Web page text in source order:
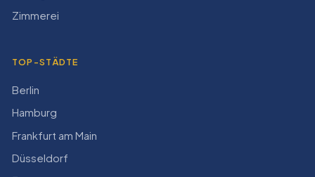
Zimmerei
TOP-STÄDTE
Berlin
Hamburg
Frankfurt am Main
Düsseldorf